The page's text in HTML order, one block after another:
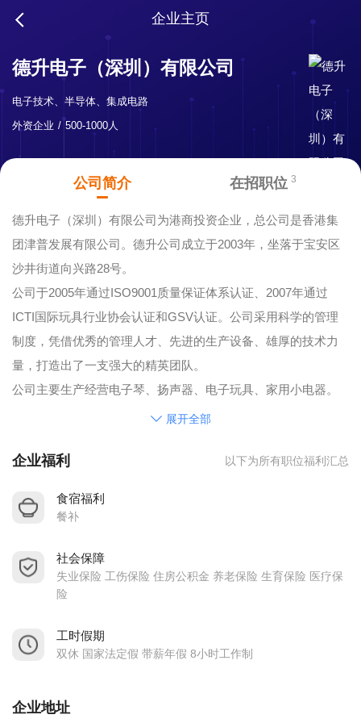
企业主页
德升电子（深圳）有限公司
电子技术、半导体、集成电路
外资企业
500-1000人
公司简介 在招职位 3
德升电子（深圳）有限公司为港商投资企业，总公司是香港集
团津普发展有限公司。德升公司成立于2003年，坐落于宝安区
沙井街道向兴路28号。
公司于2005年通过ISO9001质量保证体系认证、2007年通过
ICTI国际玩具行业协会认证和GSV认证。公司采用科学的管理
制度，凭借优秀的管理人才、先进的生产设备、雄厚的技术力
量，打造出了一支强大的精英团队。
公司主要生产经营电子琴、扬声器、电子玩具、家用小电器。
产品主要销往欧洲、美国和日本等国家和地区。从2006年开
张CCC认证证书。
并始终秉承“以顾客为关注焦点”和“持续改进”的主要原则，作为
公司还是许多大型客户的主要生产合作伙伴，如Roland 、
Hasbro、IQ HK等，并一直得以好评，因此被公认为电子产品
公司职员每周上班5天，每天8小时制；
应聘人员应聘时须携带个人简历及本人身份证、毕业证等证
公司基本福利：
展开全部
企业福利 以下为所有职位福利汇总
食宿福利
餐补
社会保障
失业保险 工伤保险 住房公积金 养老保险 生育保险 医疗保
险
工时假期
双休 国家法定假 带薪年假 8小时工作制
企业地址